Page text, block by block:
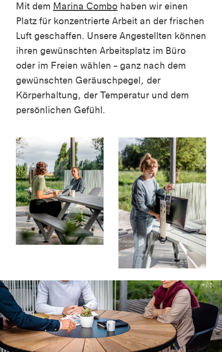
Mit dem Marina Combo haben wir einen
Platz für konzentrierte Arbeit an der frischen
Luft geschaffen. Unsere Angestellten können
ihren gewünschten Arbeitsplatz im Büro
oder im Freien wählen – ganz nach dem
gewünschten Geräuschpegel, der
Körperhaltung, der Temperatur und dem
persönlichen Gefühl.